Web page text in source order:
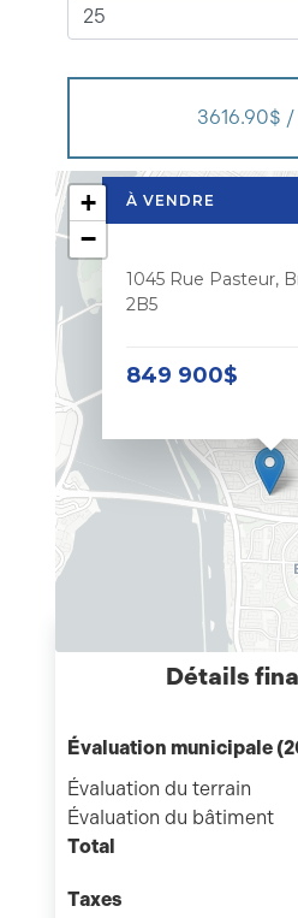
3616.90$
À VENDRE
1045 Rue Pasteur,
2B5
849 900$
+
−
Détails
Évaluation municipale
Évaluation du terrain
Évaluation du bâtiment
Total
Taxes